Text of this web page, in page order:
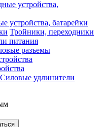
устройства, батарейки
Тройники, переходники
питания
разъемы
Силовые удлинители